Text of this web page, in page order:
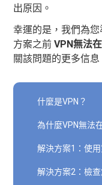
出原因。
幸運的是，我們為
方案之前VPN無法
關該問題的更多信
什麼是VPN？
為什麼VPN無法
解決方案1：使
解決方案2：檢